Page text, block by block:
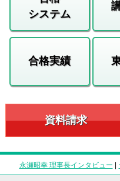
システム
合格実績
資料請求
永瀬昭幸 理事長インタビュー |